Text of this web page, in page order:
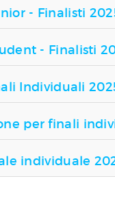
- Finalisti
- Finalisti
Individuali
per finali
individuale